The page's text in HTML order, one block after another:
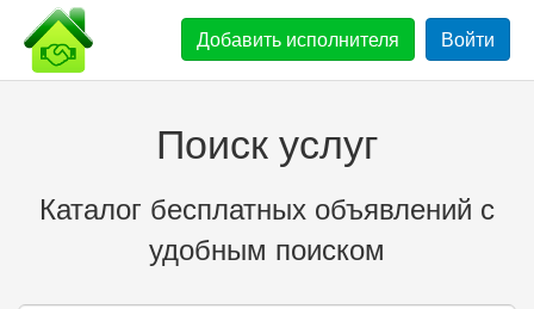
Добавить исполнителя Войти
Поиск услуг
Каталог бесплатных объявлений с
удобным поиском